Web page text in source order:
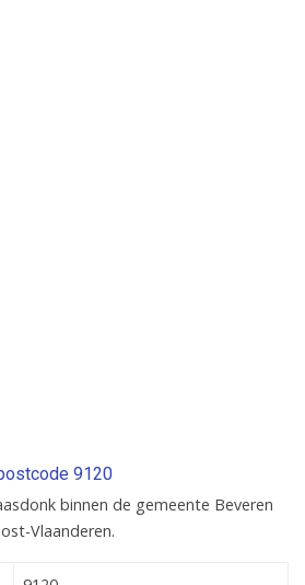
9120
binnen de gemeente Beveren
Vlaanderen.